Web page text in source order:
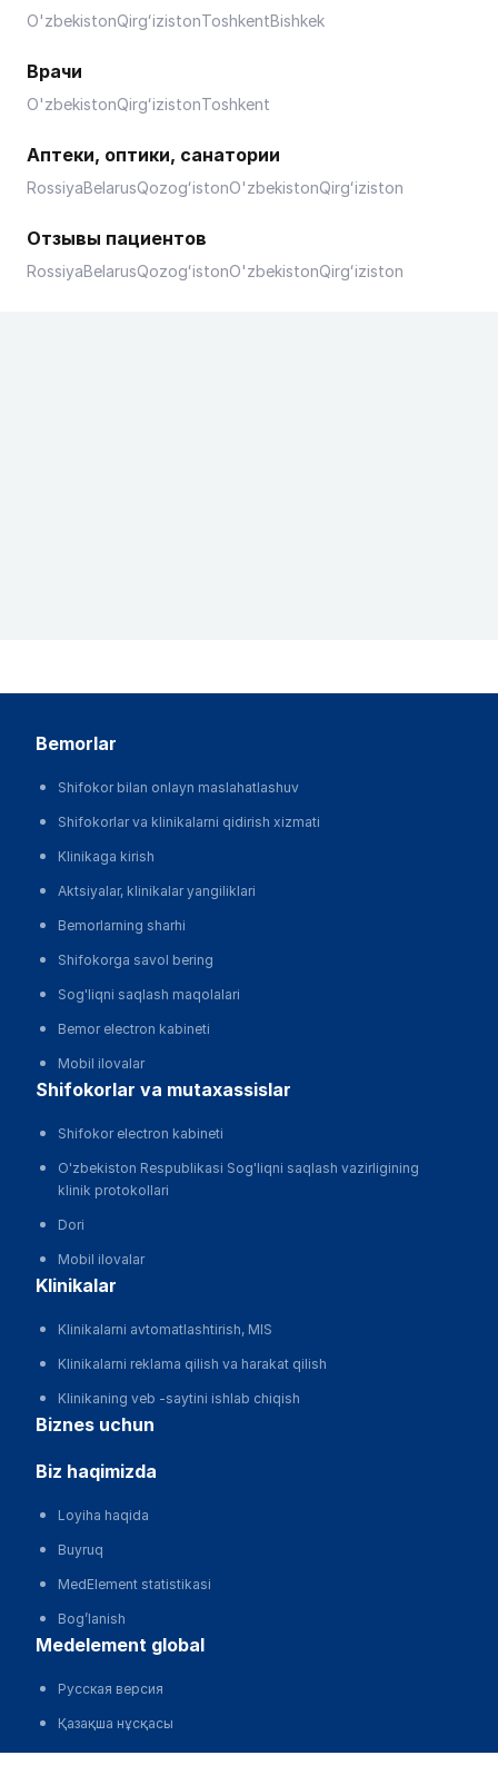
O'zbekistonQirgʻizistonToshkentBishkek
Врачи
O'zbekistonQirgʻizistonToshkent
Аптеки, оптики, санатории
RossiyaBelarusQozogʻistonO'zbekistonQirgʻiziston
Отзывы пациентов
RossiyaBelarusQozogʻistonO'zbekistonQirgʻiziston
bemorlar
Shifokor bilan onlayn maslahatlashuv
Shifokorlar va klinikalarni qidirish xizmati
Klinikaga kirish
Aktsiyalar, klinikalar yangiliklari
Bemorlarning sharhi
Shifokorga savol bering
Sog'liqni saqlash maqolalari
Bemor electron kabineti
Mobil ilovalar
shifokorlar va mutaxassislar
Shifokor electron kabineti
O'zbekiston Respublikasi Sog'liqni saqlash vazirligining
klinik protokollari
Dori
Mobil ilovalar
klinikalar
Klinikalarni avtomatlashtirish, MIS
Klinikalarni reklama qilish va harakat qilish
Klinikaning veb -saytini ishlab chiqish
biznes uchun
biz haqimizda
Loyiha haqida
Buyruq
MedElement statistikasi
Bog’lanish
medelement global
Русская версия
Қазақша нұсқасы
O'zbekcha versiyasi